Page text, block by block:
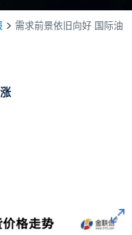
需求前景依旧向好 国际油